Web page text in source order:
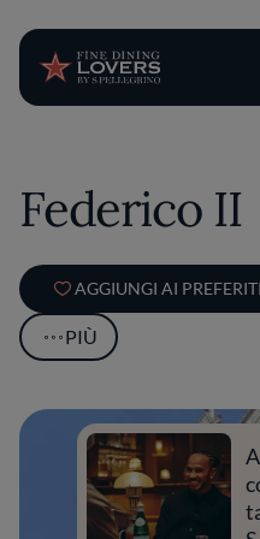
Federico II
AGGIUNGI AI PREFERITI
PIÙ